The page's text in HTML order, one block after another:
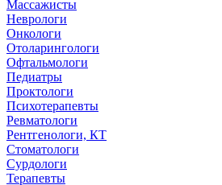
Массажисты
Неврологи
Онкологи
Отоларингологи
Офтальмологи
Педиатры
Проктологи
Психотерапевты
Ревматологи
Рентгенологи, КТ
Стоматологи
Сурдологи
Терапевты